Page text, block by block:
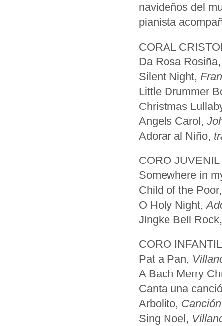
navideños del
pianista
CORAL
Da Rosa Rosiña,
Silent Night,
Little Drummer
Christmas
Angels Carol,
Adorar al Niño,
CORO
Somewhere in
Child of the
O Holy Night,
Jingke Bell
CORO
Pat a Pan,
A Bach Merry
Canta una
Arbolito,
Sing Noel,